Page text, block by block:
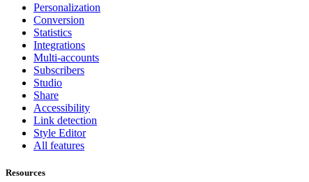
Personalization
Conversion
Statistics
Integrations
Multi-accounts
Subscribers
Studio
Share
Accessibility
Link detection
Style Editor
All features
Resources